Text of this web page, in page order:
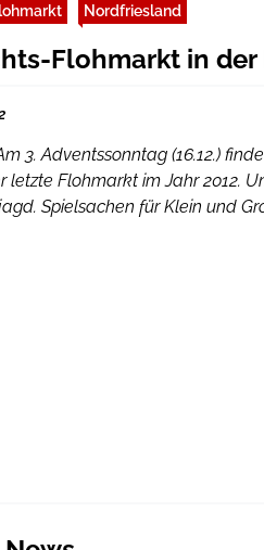
Nordfriesland
Flohmarkt in
3. Adventssonntag (16.12.)
letzte Flohmarkt im Jahr 2012.
Spielsachen für Klein und